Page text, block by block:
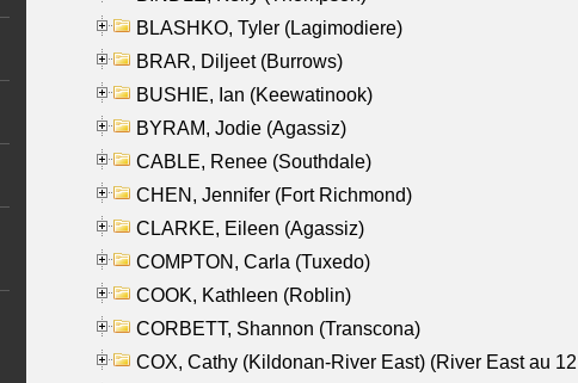
BLASHKO, Tyler (Lagimodiere)
BRAR, Diljeet (Burrows)
BUSHIE, Ian (Keewatinook)
BYRAM, Jodie (Agassiz)
CABLE, Renee (Southdale)
CHEN, Jennifer (Fort Richmond)
CLARKE, Eileen (Agassiz)
COMPTON, Carla (Tuxedo)
COOK, Kathleen (Roblin)
CORBETT, Shannon (Transcona)
COX, Cathy (Kildonan-River East) (River East au